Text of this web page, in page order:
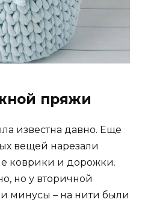
пряжи
известна давно. Еще
вещей нарезали
коврики и дорожки.
но у вторичной
минусы – на нити были